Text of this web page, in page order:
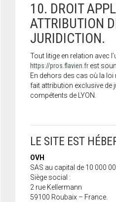
10. DROIT
ATTRIBUTION
JURIDICTION.
Tout litige en relation avec
https://pros.flavien.fr est
En dehors des cas où la loi
fait attribution exclusive de
compétents de LYON.
LE SITE EST
OVH
SAS au capital de 10 000
Siège social :
2 rue Kellermann
59100 Roubaix – France.